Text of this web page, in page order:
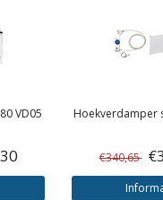
VD05 Hoekverdamper
€340,65